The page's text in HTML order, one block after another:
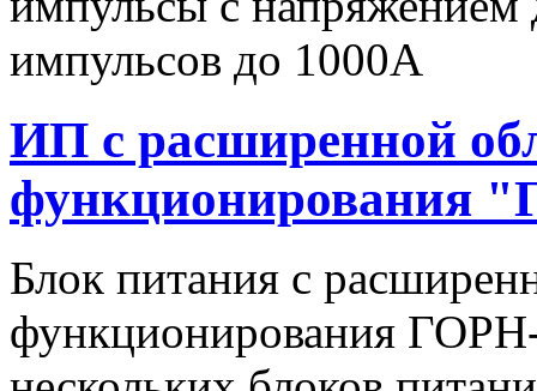
импульсов до 1000А
ИП с расширенной
функционирования
Блок питания с
функционирования